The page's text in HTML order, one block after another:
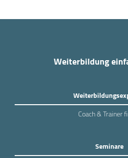
Weiterbildung
Coach & Trainer
Seminare